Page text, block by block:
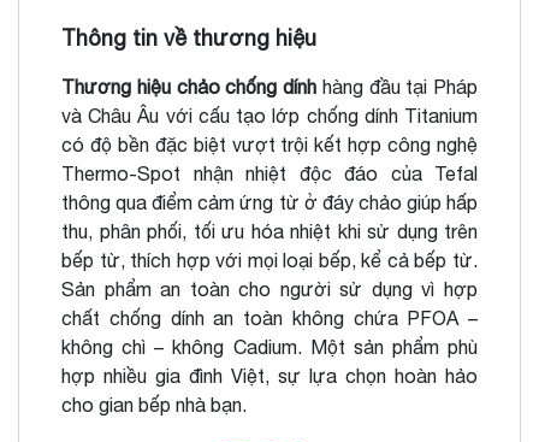
Thông tin về thương hiệu
Thương hiệu chảo chống dính hàng đầu tại Pháp
và Châu Âu với cấu tạo lớp chống dính Titanium
có độ bền đặc biệt vượt trội kết hợp công nghệ
Thermo-Spot nhận nhiệt độc đáo của Tefal
thông qua điểm cảm ứng từ ở đáy chảo giúp hấp
thu, phân phối, tối ưu hóa nhiệt khi sử dụng trên
bếp từ, thích hợp với mọi loại bếp, kể cả bếp từ.
Sản phẩm an toàn cho người sử dụng vì hợp
chất chống dính an toàn không chứa PFOA –
không chì – không Cadium. Một sản phẩm phù
hợp nhiều gia đình Việt, sự lựa chọn hoàn hảo
cho gian bếp nhà bạn.